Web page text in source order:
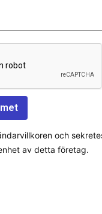
och
av detta företag.